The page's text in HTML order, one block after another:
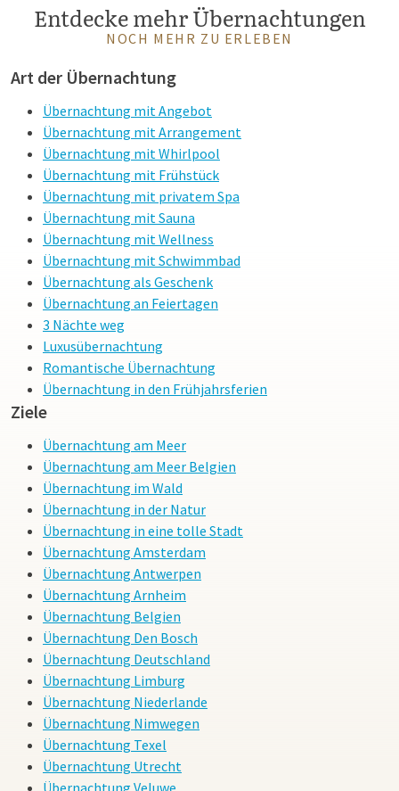
Aufenthalt innerhalb des Rings von
Wählen Sie für einen komfortablen Aufenthalt innerhalb des
Rings von Amsterdam inVan der Valk Amsterdam Amstel
Hotel bietet ausgezeichnete Parkmöglichkeiten, ein
Schwimmbad,Wellness-Einrichtungen
Zimmerservice. Dank der guten Erreichbarkeit mit
öffentlichen Verkehrsmitteln und der Möglichkeit zu
Fahrradvermietung, können Sie die Stadt einfach erkunden.
Genießen Sie die schönen Zimmer, das
das Buffetrestaurant. Darüber hinaus bietet das Hotel
verschiedeneArrangementsfür einen kompletten
Aufenthalt.
Entdecke mehr Übernachtungen
NOCH MEHR ZU ERLEBEN
Art der Übernachtung
Übernachtung mit Angebot
Übernachtung mit Arrangement
Übernachtung mit Whirlpool
Übernachtung mit Frühstück
Übernachtung mit privatem Spa
Übernachtung mit Sauna
Übernachtung mit Wellness
Übernachtung mit Schwimmbad
Übernachtung als Geschenk
Übernachtung an Feiertagen
3 Nächte weg
Luxusübernachtung
Romantische Übernachtung
Übernachtung in den Frühjahrsferien
Ziele
Übernachtung am Meer
Übernachtung am Meer Belgien
Übernachtung im Wald
Übernachtung in der Natur
Übernachtung in eine tolle Stadt
Übernachtung Amsterdam
Übernachtung Antwerpen
Übernachtung Arnheim
Übernachtung Belgien
Übernachtung Den Bosch
Übernachtung Deutschland
Übernachtung Limburg
Übernachtung Niederlande
Übernachtung Nimwegen
Übernachtung Texel
Übernachtung Utrecht
Übernachtung Veluwe